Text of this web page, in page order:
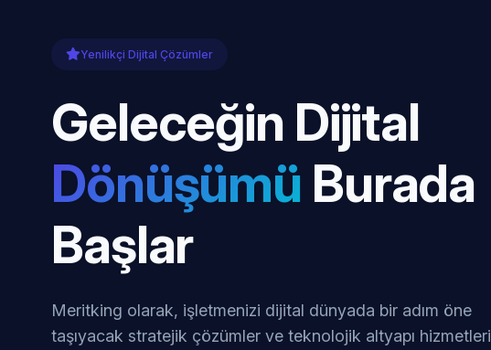
Yenilikçi Dijital Çözümler
Geleceğin Dijital
Dönüşümü Burada
Başlar
Meritking olarak, işletmenizi dijital dünyada bir adım öne
taşıyacak stratejik çözümler ve teknolojik altyapı hizmetleri